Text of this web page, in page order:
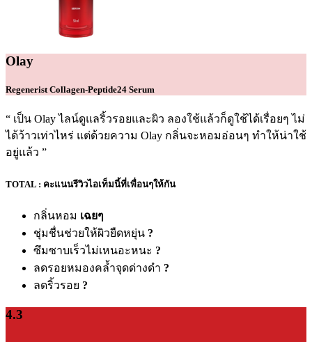
Olay
Regenerist Collagen-Peptide24 Serum
เป็น Olay ไลน์ดูแลริ้วรอยและผิว ลองใช้แล้วก็ดูใช้ได้เรื่อยๆ ไม่
ได้ว้าวเท่าไหร่ แต่ด้วยความ Olay กลิ่นจะหอมอ่อนๆ ทำให้น่าใช้
อยู่แล้ว
TOTAL : คะแนนรีวิวไอเท็มนี้ที่เพื่อนๆให้กัน
กลิ่นหอม เฉยๆ
ชุ่มชื่นช่วยให้ผิวยืดหยุ่น ?
ซึมซาบเร็วไม่เหนอะหนะ ?
ลดรอยหมองคล้ำจุดด่างดำ ?
ลดริ้วรอย ?
4.3